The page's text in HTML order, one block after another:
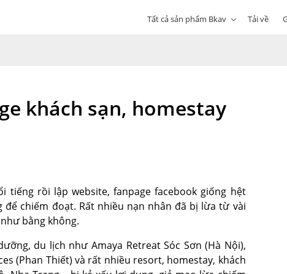
Tất cả sản phẩm Bkav Tải về
khách sạn, homestay
tiếng rồi lập website, fanpage facebook giống hệt
chiếm đoạt. Rất nhiều nạn nhân đã bị lừa từ vài
bằng không.
du lịch như Amaya Retreat Sóc Sơn (Hà Nội),
(Phan Thiết) và rất nhiều resort, homestay, khách